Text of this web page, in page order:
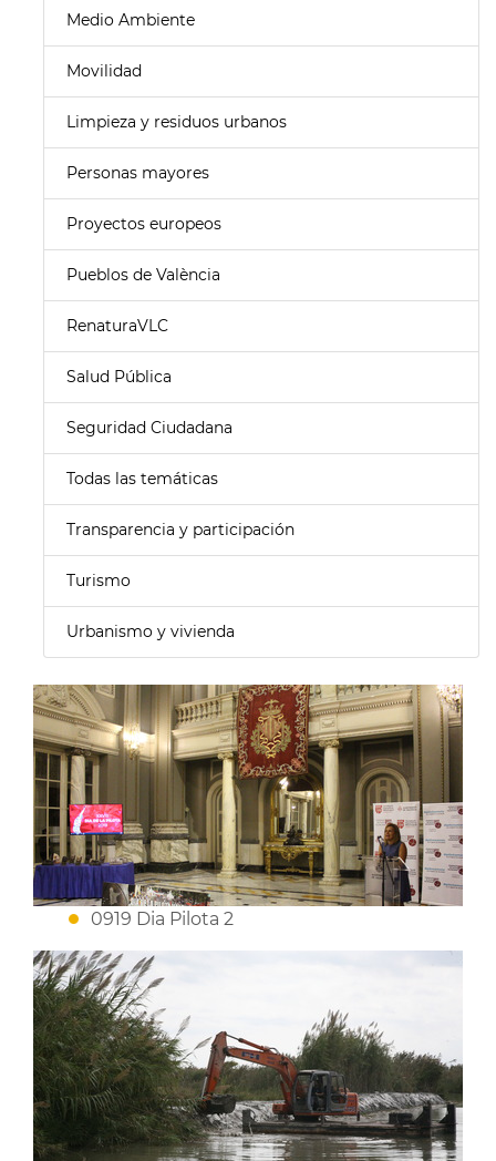
Medio Ambiente
Movilidad
Limpieza y residuos urbanos
Personas mayores
Proyectos europeos
Pueblos de València
RenaturaVLC
Salud Pública
Seguridad Ciudadana
Todas las temáticas
Transparencia y participación
Turismo
Urbanismo y vivienda
0919 Dia Pilota 2